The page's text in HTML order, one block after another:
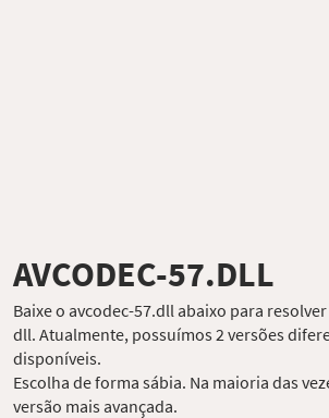
AVCODEC-57.DLL
Baixe o avcodec-57.dll abaixo para
dll. Atualmente, possuímos 2 versões
disponíveis.
Escolha de forma sábia. Na maioria das
versão mais avançada.